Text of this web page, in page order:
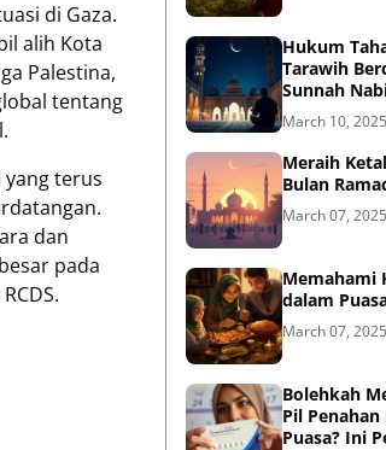
di Gaza.
alih Kota
Palestina,
tentang
terus
dan
pada
Hukum
Tarawih
Sunnah
March 10, 2025
Meraih
Bulan
March 07, 2025
Memahami
dalam
March 07, 2025
Bolehkah
Pil
Puasa? Ini